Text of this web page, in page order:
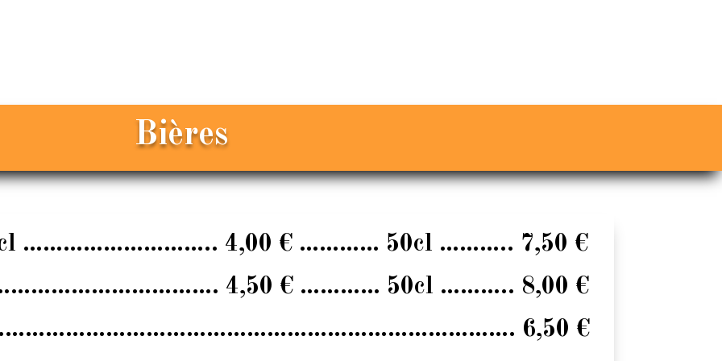
Bières
……………………….. 4,00 € ………… 50cl ……….. 7,50 €
4,50 € ………… 50cl ……….. 8,00 €
6,50 €